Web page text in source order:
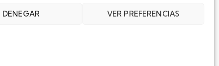
DENEGAR VER PREFERENCIAS